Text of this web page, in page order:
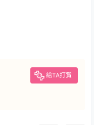
給TA打賞